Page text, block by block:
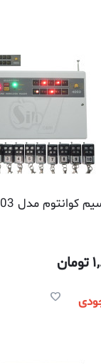
کوانتوم مدل 4003
تومان